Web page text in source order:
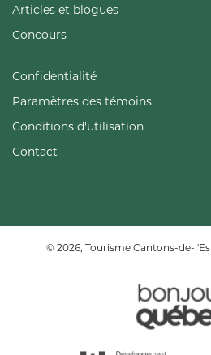
Articles et blogues
Concours
Confidentialité
Paramètres des témoins
Conditions d'utilisation
Contact
© 2026, Tourisme Cantons-de-